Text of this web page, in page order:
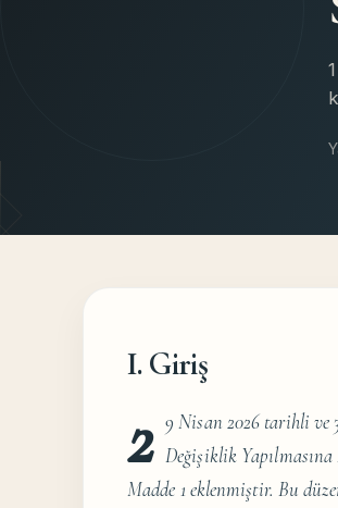
I. Giriş
2 9 Nisan 2026 tarihli ve
Değişiklik
Madde 1 eklenmiştir. Bu